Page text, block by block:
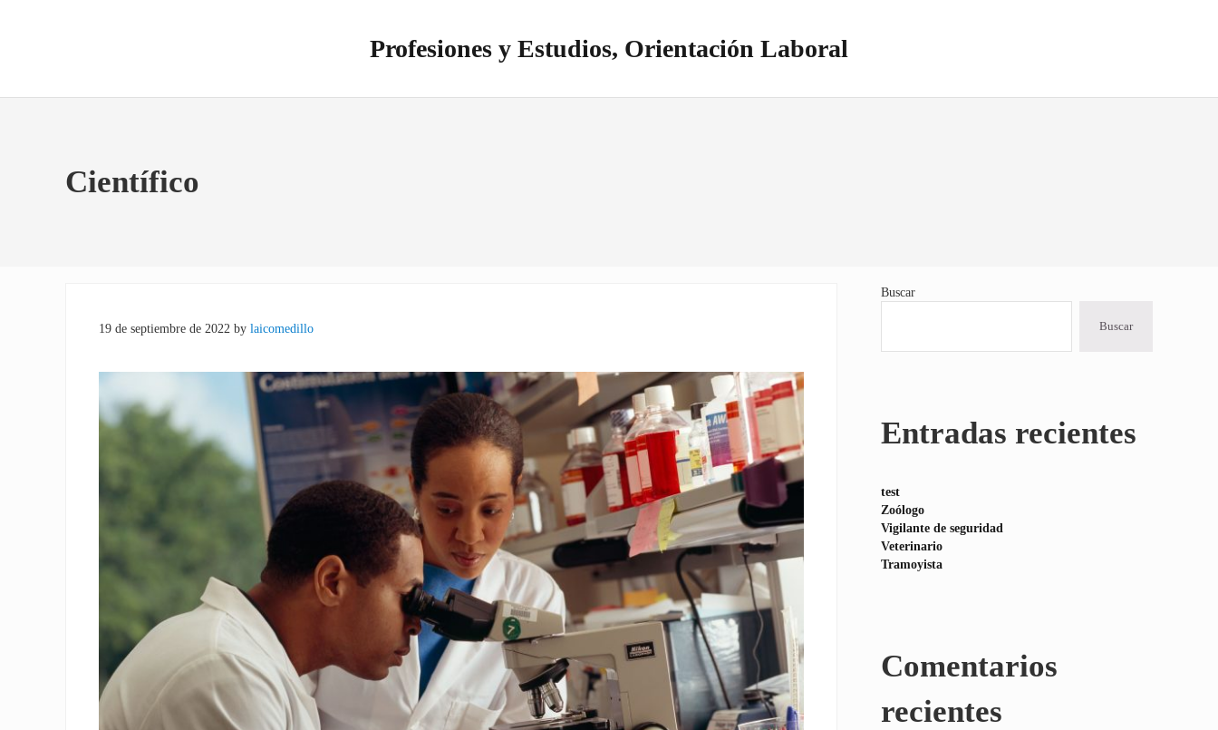
Profesiones y Estudios, Orientación Laboral
Científico
19 de septiembre de 2022 bylaicomedillo
Sidebar
Buscar
Buscar
Entradas recientes
test
Zoólogo
Vigilante de seguridad
Veterinario
Tramoyista
Comentarios
recientes